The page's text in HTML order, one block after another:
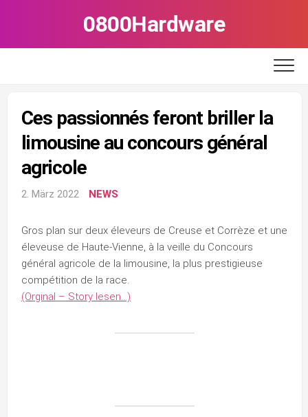
0800Hardware
Ces passionnés feront briller la
limousine au concours général
agricole
2. März 2022 NEWS
Gros plan sur deux éleveurs de Creuse et Corrèze et une
éleveuse de Haute-Vienne, à la veille du Concours
général agricole de la limousine, la plus prestigieuse
compétition de la race.
(Orginal – Story lesen…)